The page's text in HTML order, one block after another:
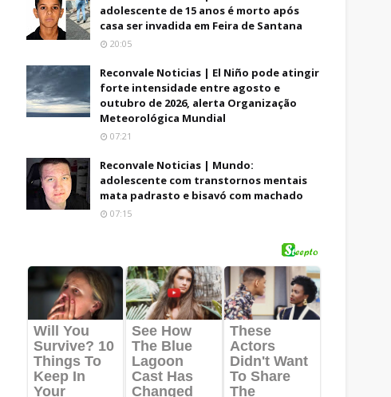
adolescente de 15 anos é morto após
casa ser invadida em Feira de Santana
20:05
Reconvale Noticias | El Niño pode atingir
forte intensidade entre agosto e
outubro de 2026, alerta Organização
Meteorológica Mundial
07:21
Reconvale Noticias | Mundo:
adolescente com transtornos mentais
mata padrasto e bisavó com machado
07:15